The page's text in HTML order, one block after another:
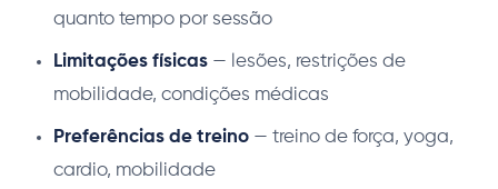
quanto tempo por sessão
Limitações físicas — lesões, restrições de
mobilidade, condições médicas
Preferências de treino — treino de força, yoga,
cardio, mobilidade